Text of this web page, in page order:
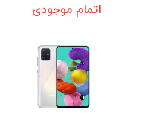
اتمام موجودی